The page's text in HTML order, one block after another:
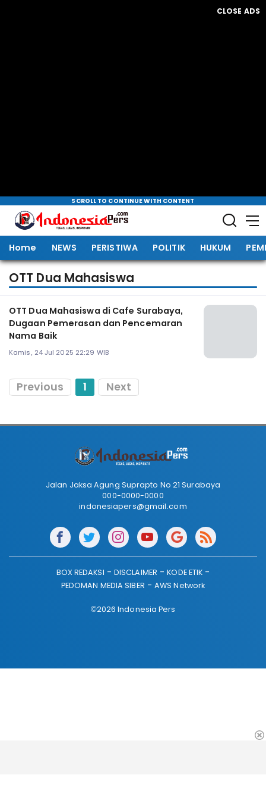
CLOSE ADS
SCROLL TO CONTINUE WITH CONTENT
Home NEWS PERISTIWA POLITIK HUKUM
OTT Dua Mahasiswa
OTT Dua Mahasiswa di Cafe Surabaya,
Dugaan Pemerasan dan Pencemaran
Nama Baik
Kamis, 24 Jul 2025 22:29 WIB
Previous 1 Next
Jalan Jaksa Agung Suprapto No 21 Surabaya
000-0000-0000
indonesiapers@gmail.com
BOX REDAKSI DISCLAIMER
KODE ETIK
PEDOMAN MEDIA SIBER
AWS Network
©2026 Indonesia Pers